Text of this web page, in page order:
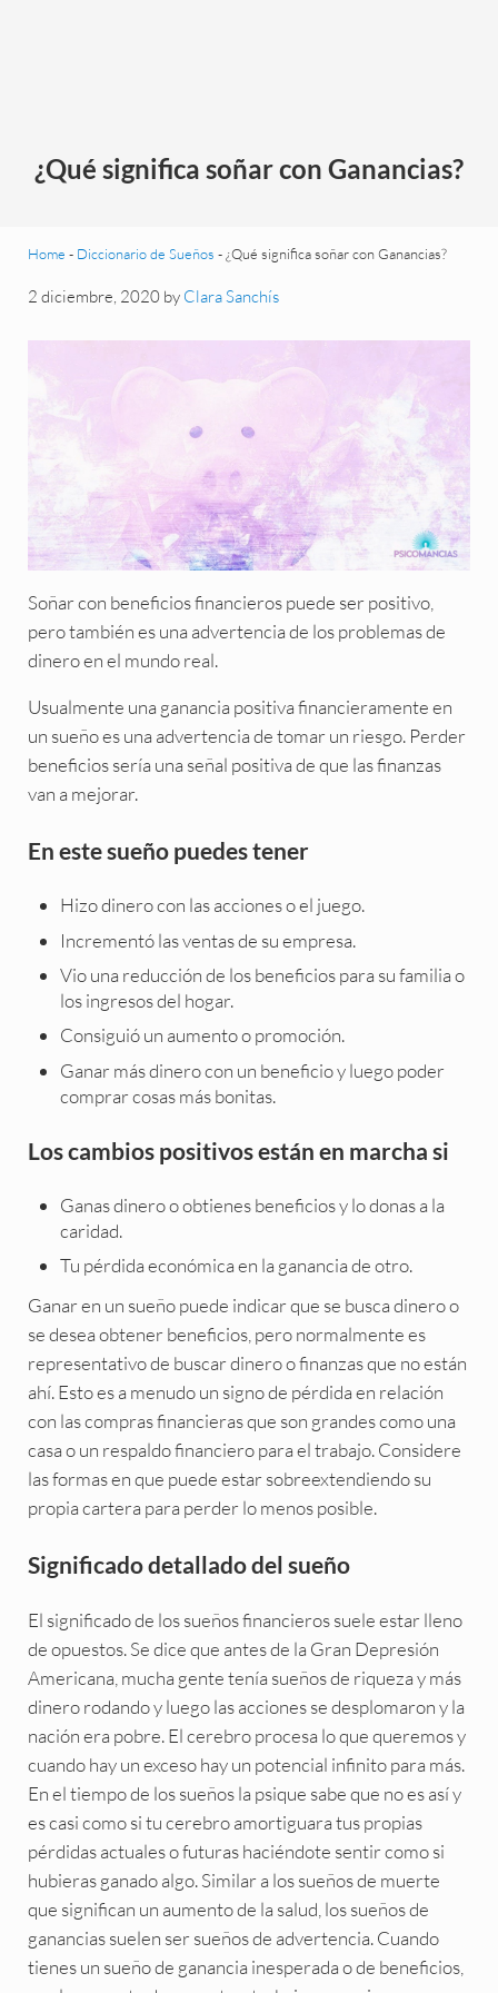
¿Qué significa soñar con Ganancias?
Home - Diccionario de Sueños -¿Qué significa soñar con Ganancias?
2 diciembre, 2020 by Clara Sanchís
Soñar con beneficios financieros puede ser positivo,
pero también es una advertencia de los problemas de
dinero en el mundo real.
Usualmente una ganancia positiva financieramente en
un sueño es una advertencia de tomar un riesgo. Perder
beneficios sería una señal positiva de que las finanzas
van a mejorar.
En este sueño puedes tener
Hizo dinero con las acciones o el juego.
Incrementó las ventas de su empresa.
Vio una reducción de los beneficios para su familia o
los ingresos del hogar.
Consiguió un aumento o promoción.
Ganar más dinero con un beneficio y luego poder
comprar cosas más bonitas.
Los cambios positivos están en marcha si
Ganas dinero o obtienes beneficios y lo donas a la
caridad.
Tu pérdida económica en la ganancia de otro.
Ganar en un sueño puede indicar que se busca dinero o
se desea obtener beneficios, pero normalmente es
representativo de buscar dinero o finanzas que no están
ahí. Esto es a menudo un signo de pérdida en relación
con las compras financieras que son grandes como una
casa o un respaldo financiero para el trabajo. Considere
las formas en que puede estar sobreextendiendo su
propia cartera para perder lo menos posible.
Significado detallado del sueño
El significado de los sueños financieros suele estar lleno
de opuestos. Se dice que antes de la Gran Depresión
Americana, mucha gente tenía sueños de riqueza y más
dinero rodando y luego las acciones se desplomaron y la
nación era pobre. El cerebro procesa lo que queremos y
cuando hay un exceso hay un potencial infinito para más.
En el tiempo de los sueños la psique sabe que no es así y
es casi como si tu cerebro amortiguara tus propias
pérdidas actuales o futuras haciéndote sentir como si
hubieras ganado algo. Similar a los sueños de muerte
que significan un aumento de la salud, los sueños de
ganancias suelen ser sueños de advertencia. Cuando
tienes un sueño de ganancia inesperada o de beneficios,